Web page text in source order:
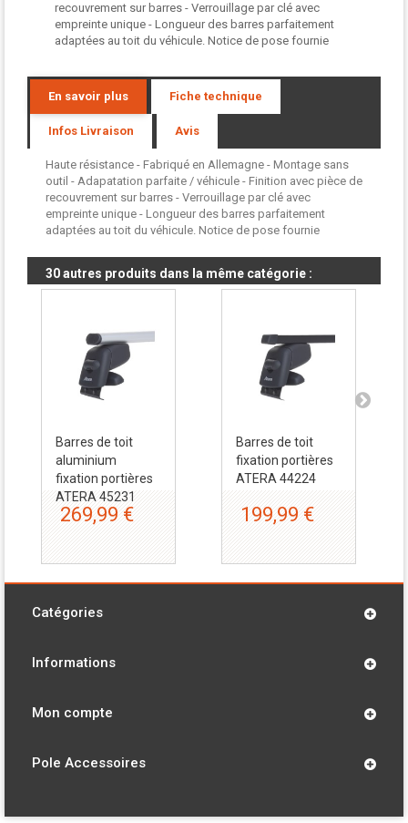
recouvrement sur barres - Verrouillage par clé avec
empreinte unique - Longueur des barres parfaitement
adaptées au toit du véhicule. Notice de pose fournie
En savoir plus Fiche technique
Infos Livraison Avis
Haute résistance - Fabriqué en Allemagne - Montage sans
outil - Adapatation parfaite / véhicule - Finition avec pièce de
recouvrement sur barres - Verrouillage par clé avec
empreinte unique - Longueur des barres parfaitement
adaptées au toit du véhicule. Notice de pose fournie
30 autres produits dans la même catégorie :
Barres de toit
aluminium
fixation portières
ATERA 45231
269,99 €
Barres de toit
fixation portières
ATERA 44224
199,99 €
Catégories
Informations
Mon compte
Pole Accessoires